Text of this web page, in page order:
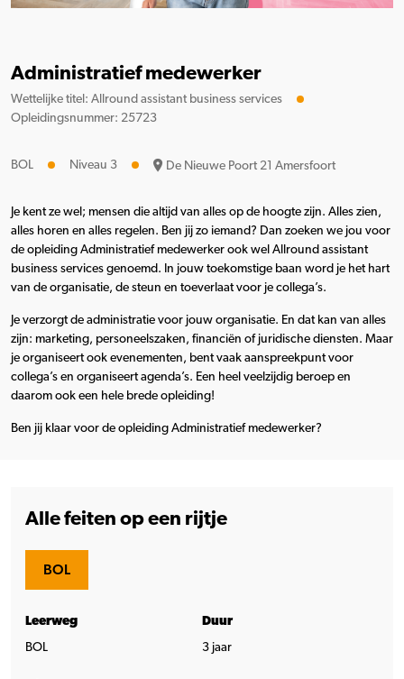
Administratief medewerker
Wettelijke titel: Allround assistant business services
Opleidingsnummer: 25723
BOL Niveau 3 De Nieuwe Poort 21 Amersfoort
Je kent ze wel; mensen die altijd van alles op de hoogte zijn. Alles zien,
alles horen en alles regelen. Ben jij zo iemand? Dan zoeken we jou voor
de opleiding Administratief medewerker ook wel Allround assistant
business services genoemd. In jouw toekomstige baan word je het hart
van de organisatie, de steun en toeverlaat voor je collega’s.
Je verzorgt de administratie voor jouw organisatie. En dat kan van alles
zijn: marketing, personeelszaken, financiën of juridische diensten. Maar
je organiseert ook evenementen, bent vaak aanspreekpunt voor
collega’s en organiseert agenda’s. Een heel veelzijdig beroep en
daarom ook een hele brede opleiding!
Ben jij klaar voor de opleiding Administratief medewerker?
Alle feiten op een rijtje
BOL
Leerweg
BOL
Duur
3 jaar